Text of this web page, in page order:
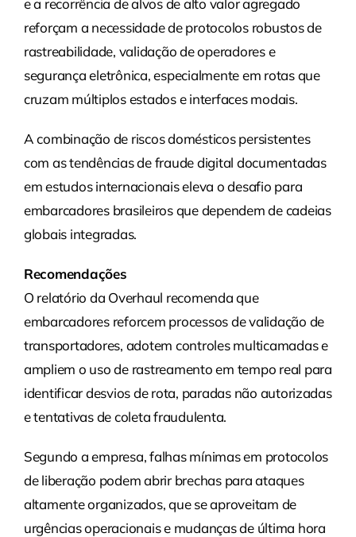
e a recorrência de alvos de alto valor agregado
reforçam a necessidade de protocolos robustos de
rastreabilidade, validação de operadores e
segurança eletrônica, especialmente em rotas que
cruzam múltiplos estados e interfaces modais.
A combinação de riscos domésticos persistentes
com as tendências de fraude digital documentadas
em estudos internacionais eleva o desafio para
embarcadores brasileiros que dependem de cadeias
globais integradas.
Recomendações
O relatório da Overhaul recomenda que
embarcadores reforcem processos de validação de
transportadores, adotem controles multicamadas e
ampliem o uso de rastreamento em tempo real para
identificar desvios de rota, paradas não autorizadas
e tentativas de coleta fraudulenta.
Segundo a empresa, falhas mínimas em protocolos
de liberação podem abrir brechas para ataques
altamente organizados, que se aproveitam de
urgências operacionais e mudanças de última hora